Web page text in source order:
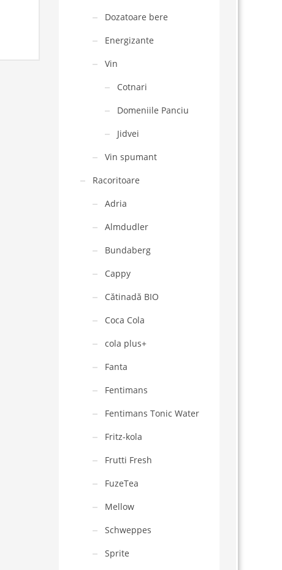
Dozatoare bere
Energizante
Vin
Cotnari
Domeniile Panciu
Jidvei
Vin spumant
Racoritoare
Adria
Almdudler
Bundaberg
Cappy
Cătinadă BIO
Coca Cola
cola plus+
Fanta
Fentimans
Fentimans Tonic Water
Fritz-kola
Frutti Fresh
FuzeTea
Mellow
Schweppes
Sprite